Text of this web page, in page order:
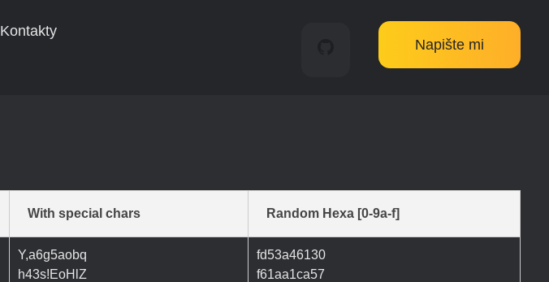
Kontakty
Napište mi
With special chars Random Hexa [0-9a-f]
Y,a6g5aobq
h43s!EoHlZ
fd53a46130
f61aa1ca57